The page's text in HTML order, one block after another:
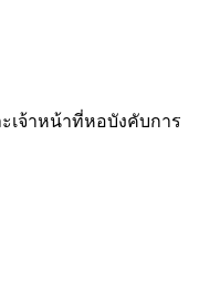
เจ้าหน้าที่หอบังคับการ